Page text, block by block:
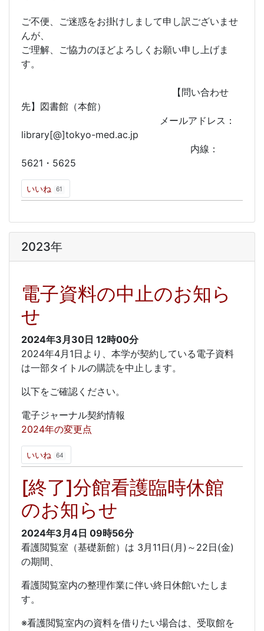
ご不便、ご迷惑をお掛けしまして申し訳ございませ
んが、
ご理解、ご協力のほどよろしくお願い申し上げま
す。
【問い合わせ
先】図書館（本館）
メールアドレス：
library[@]tokyo-med.ac.jp
内線：
5621・5625
いいね 61
2023年
電子資料の中止のお知ら
せ
2024年3月30日 12時00分
2024年4月1日より、本学が契約している電子資料
は一部タイトルの購読を中止します。
以下をご確認ください。
電子ジャーナル契約情報
2024年の変更点
いいね 64
[終了]分館看護臨時休館
のお知らせ
2024年3月4日 09時56分
看護閲覧室（基礎新館）は 3月11日(月)～22日(金)
の期間、
看護閲覧室内の整理作業に伴い終日休館いたしま
す。
※看護閲覧室内の資料を借りたい場合は、受取館を